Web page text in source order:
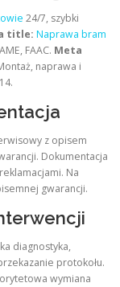
24/7, szybki
title: Naprawa bram
FAAC. Meta
naprawa i
z opisem
Dokumentacja
Na
gwarancji.
diagnostyka,
protokołu.
wymiana